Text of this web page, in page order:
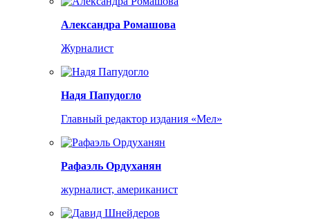
Александра Ромашова
Журналист
Надя Папудогло
Главный редактор издания «Мел»
Рафаэль Ордуханян
журналист, американист